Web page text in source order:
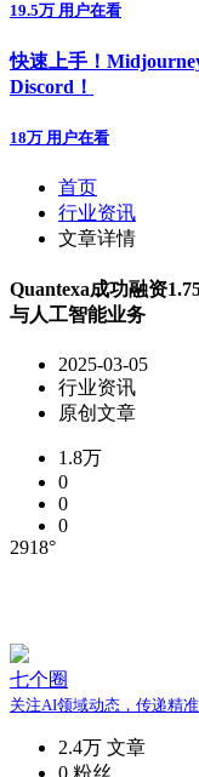
19.5万 用户在看
快速上手！
Discord！
18万 用户在看
首页
行业资讯
文章详情
Quantexa成功融资
与人工智能业务
2025-03-05
行业资讯
原创文章
1.8万
0
0
0
2918°
七个圈
关注AI领域动态，传递精
2.4万 文章